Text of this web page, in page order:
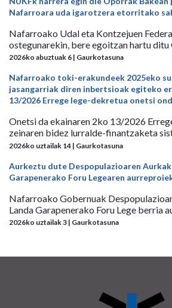
Nafarroara uda igarotzera etorritako
Nafarroako Udal eta Kontzejuen
ostegunarekin, bere egoitzan hartu ditu
2026ko abuztuak 6 | Gaurkotasuna
Nafarroako toki-erakundeek 2025eko
jasangarriak diren inbertsioak egiteko
13/2026 Errege lege-dekretua onetsi
Onetsi da ekainaren 2ko 13/2026
zeinaren bidez lurralde-finantzaketa
2026ko uztailak 14 | Gaurkotasuna
Aurkeztu dute Despopulazioaren
Garapenerako Foru Legearen
Nafarroako Gobernuak
Landa Garapenerako Foru Lege berria
2026ko uztailak 3 | Gaurkotasuna